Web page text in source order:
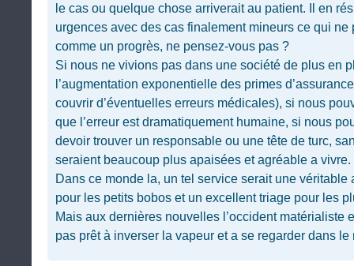
le cas ou quelque chose arriverait au patient. Il en
urgences avec des cas finalement mineurs ce qui ne
comme un progrès, ne pensez-vous pas ?
Si nous ne vivions pas dans une société de plus en
l’augmentation exponentielle des primes
couvrir d’éventuelles erreurs médicales), si nous
que l’erreur est dramatiquement humaine, si nous
devoir trouver un responsable ou une tête de turc,
seraient beaucoup plus apaisées et agréable a vivre.
Dans ce monde la, un tel service serait une véritable
pour les petits bobos et un excellent triage pour les
Mais aux dernières nouvelles l’occident matérialiste
pas prêt à inverser la vapeur et a se regarder dans